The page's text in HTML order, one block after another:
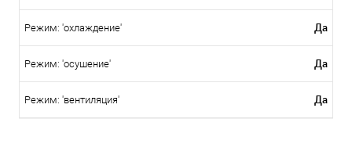
Режим: 'охлаждение' Да
Режим: 'осушение' Да
Режим: 'вентиляция' Да